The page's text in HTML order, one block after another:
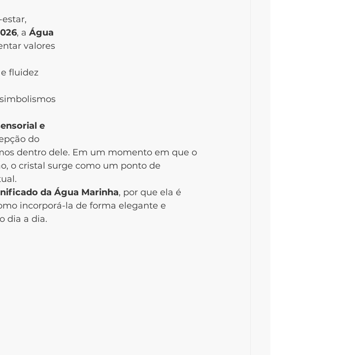
, a Água
valores
fluidez
e
do
dentro dele. Em um momento em que o
o cristal surge como um ponto de
da Água Marinha, por que ela é
incorporá-la de forma elegante e
dia a dia.